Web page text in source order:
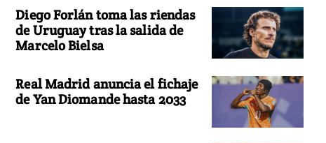
Diego Forlán toma las riendas
de Uruguay tras la salida de
Marcelo Bielsa
Real Madrid anuncia el fichaje
de Yan Diomande hasta 2033